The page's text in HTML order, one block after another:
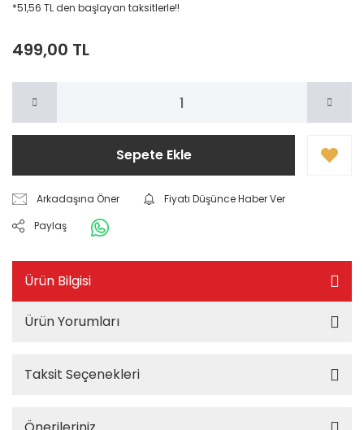
*51,56 TL den başlayan taksitlerle!!
499,00 TL
Sepete Ekle
Arkadaşına Öner
Fiyatı Düşünce Haber Ver
Paylaş
Ürün Bilgisi
Ürün Yorumları
Taksit Seçenekleri